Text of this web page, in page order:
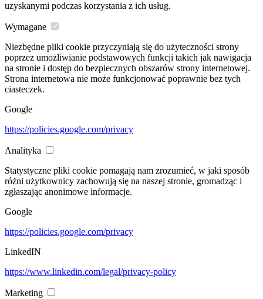
uzyskanymi podczas korzystania z ich usług.
Wymagane
Niezbędne pliki cookie przyczyniają się do użyteczności strony
poprzez umożliwianie podstawowych funkcji takich jak nawigacja
na stronie i dostęp do bezpiecznych obszarów strony internetowej.
Strona internetowa nie może funkcjonować poprawnie bez tych
ciasteczek.
Google
https://policies.google.com/privacy
Analityka
Statystyczne pliki cookie pomagają nam zrozumieć, w jaki sposób
różni użytkownicy zachowują się na naszej stronie, gromadząc i
zgłaszając anonimowe informacje.
Google
https://policies.google.com/privacy
LinkedIN
https://www.linkedin.com/legal/privacy-policy
Marketing